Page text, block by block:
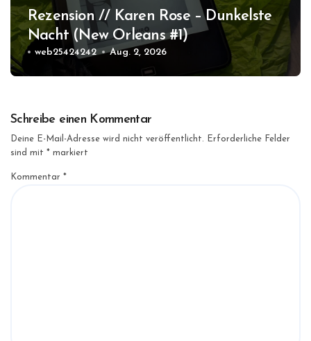
Rezension // Karen Rose – Dunkelste
Nacht (New Orleans #1)
web25424242 Aug. 2, 2026
Schreibe einen Kommentar
Deine E-Mail-Adresse wird nicht veröffentlicht.
Erforderliche Felder
sind mit * markiert
Kommentar *